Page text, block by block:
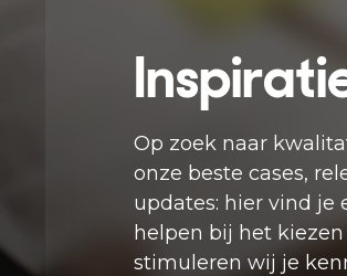
Op zoek naar
onze beste cases,
updates: hier vind je
helpen bij het
stimuleren wij je